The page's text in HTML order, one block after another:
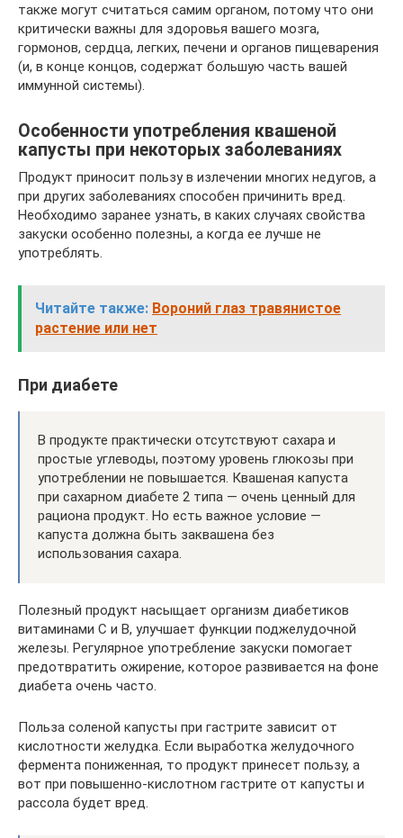
также могут считаться самим органом, потому что они
критически важны для здоровья вашего мозга,
гормонов, сердца, легких, печени и органов пищеварения
(и, в конце концов, содержат большую часть вашей
иммунной системы).
Особенности употребления квашеной
капусты при некоторых заболеваниях
Продукт приносит пользу в излечении многих недугов, а
при других заболеваниях способен причинить вред.
Необходимо заранее узнать, в каких случаях свойства
закуски особенно полезны, а когда ее лучше не
употреблять.
Читайте также: Вороний глаз травянистое
растение или нет
При диабете
В продукте практически отсутствуют сахара и
простые углеводы, поэтому уровень глюкозы при
употреблении не повышается. Квашеная капуста
при сахарном диабете 2 типа — очень ценный для
рациона продукт. Но есть важное условие —
капуста должна быть заквашена без
использования сахара.
Полезный продукт насыщает организм диабетиков
витаминами С и В, улучшает функции поджелудочной
железы. Регулярное употребление закуски помогает
предотвратить ожирение, которое развивается на фоне
диабета очень часто.
Польза соленой капусты при гастрите зависит от
кислотности желудка. Если выработка желудочного
фермента пониженная, то продукт принесет пользу, а
вот при повышенно-кислотном гастрите от капусты и
рассола будет вред.